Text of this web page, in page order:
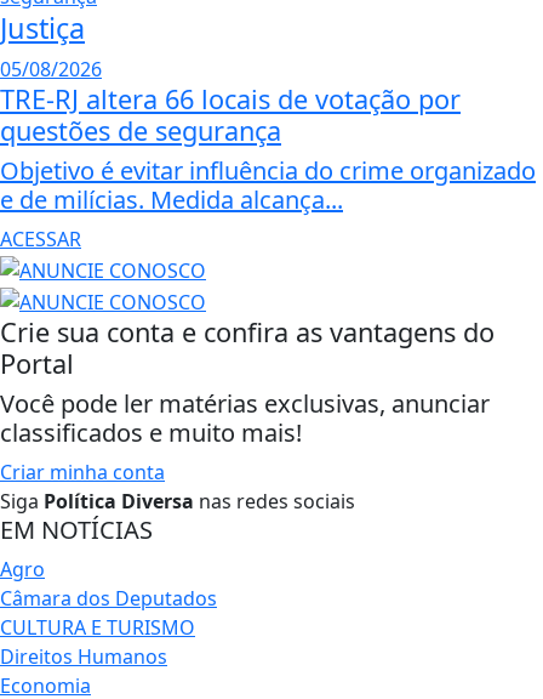
Justiça
05/08/2026
TRE-RJ altera 66 locais de votação por
questões de segurança
Objetivo é evitar influência do crime organizado
e de milícias. Medida alcança...
ACESSAR
Crie sua conta e confira as vantagens do
Portal
Você pode ler matérias exclusivas, anunciar
classificados e muito mais!
Criar minha conta
Siga Política Diversa nas redes sociais
EM NOTÍCIAS
Agro
Câmara dos Deputados
CULTURA E TURISMO
Direitos Humanos
Economia